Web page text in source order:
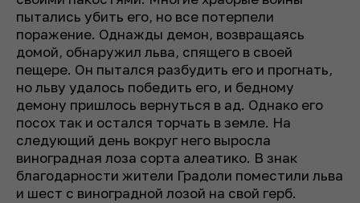
пытались убить его, но все потерпели
поражение. Однажды демон, возвращаясь
домой, обнаружил льва, спящего в своей
пещере. Он пытался разбудить его и прогнать,
но льву удалось победить его, и бедному
демону пришлось вернуться в ад. Однако его
посох так и остался торчать в земле. На
следующий день вокруг него выросла
виноградная лоза сорта алеатико. В знак
благодарности жители Градоли поместили льва
и шест с виноградной лозой на свой герб.